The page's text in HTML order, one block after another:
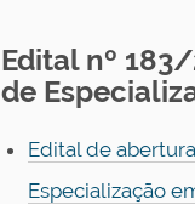
Edital nº
de
Edital de
Especialização